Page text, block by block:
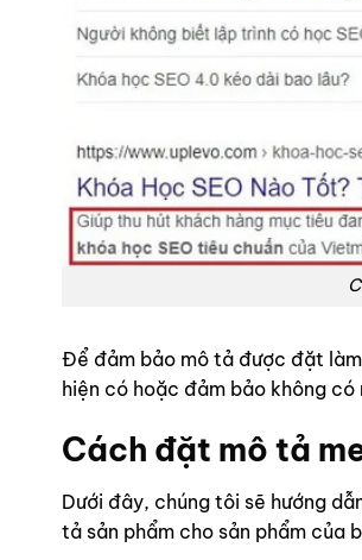
Để đảm bảo mô tả được đặt
hiện có hoặc đảm bảo không
Cách đặt mô tả
Dưới đây, chúng tôi sẽ hướng
tả sản phẩm cho sản phẩm của